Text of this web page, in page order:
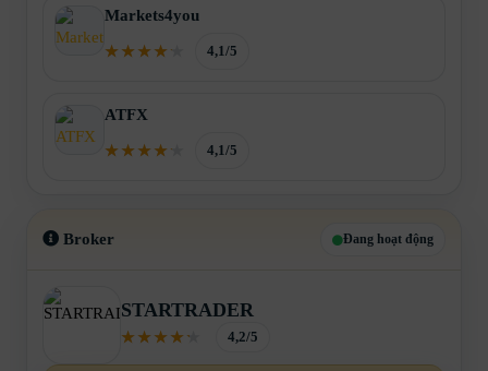
Markets4you
4,1/5
ATFX
4,1/5
Broker Đang hoạt động
STARTRADER
4,2/5